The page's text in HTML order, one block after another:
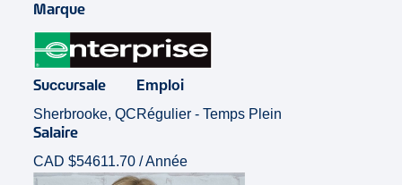
Marque
Succursale
Sherbrooke, QC
Emploi
Régulier - Temps Plein
Salaire
CAD $54611.70 / Année